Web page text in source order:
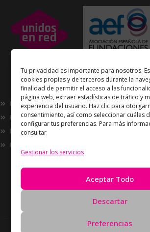
Tu privacidad es importante para nosotros.
cookies propias y de terceros durante la
finalidad de permitir el acceso a las
página web, extraer estadísticas de tráfico y
experiencia del usuario. Haz clic para
consentimiento, así como seleccionar cuáles
configurar tus preferencias. Para más
consultar
Gestionar los servicios
Aceptar Todo
Descartar
Preferencias
Enlaces de interés
Nosotros
Proyectos
Innovación
Now
de laAsociación Española de
Política de Privacidad
Política de cookies
Derechos de autor Unidos en Red ©